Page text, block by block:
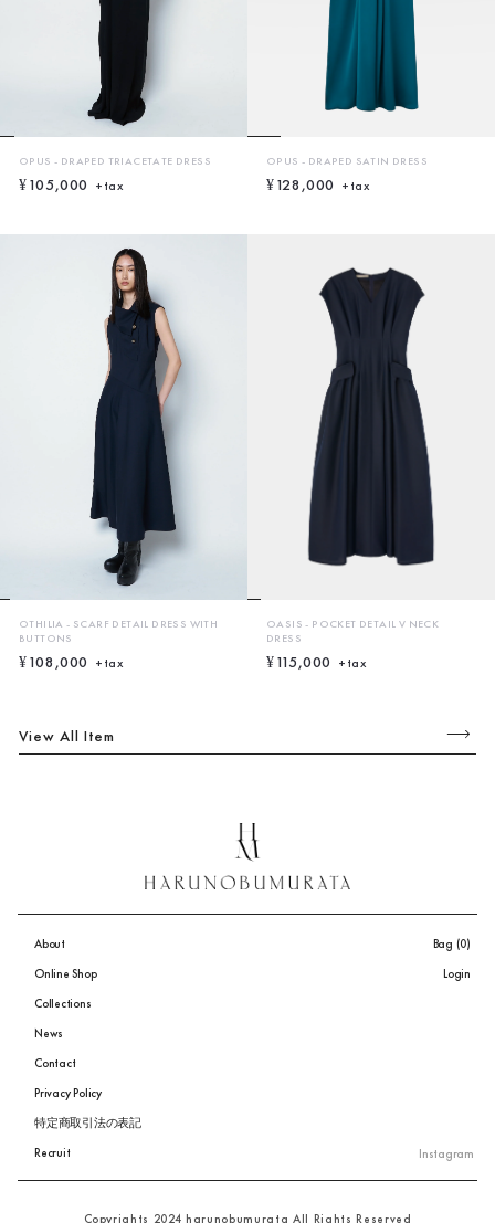
OPUS - DRAPED TRIACETATE DRESS
¥105,000 +tax
OPUS - DRAPED SATIN DRESS
¥128,000 +tax
OTHILIA - SCARF DETAIL DRESS WITH
BUTTONS
¥108,000 +tax
OASIS - POCKET DETAIL V NECK
DRESS
¥115,000 +tax
View All Item
About
Online Shop
Collections
News
Contact
Privacy Policy
特定商取引法の表記
Recruit
Bag (0)
Login
Instagram
Copyrights 2024 harunobumurata All Rights Reserved